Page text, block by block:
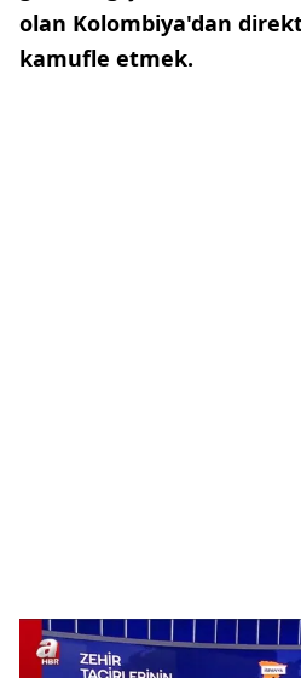
olan Kolombiya'dan
kamufle etmek.